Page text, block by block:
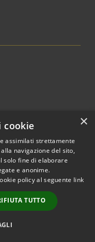
© 2026 • Comune di
Ariccia • Powered by
Municipium•
Accesso
redazione
×
cookie
assimilati strettamente
navigazione del sito,
solo fine di elaborare
e anonime.
policy al seguente link
TUTTO